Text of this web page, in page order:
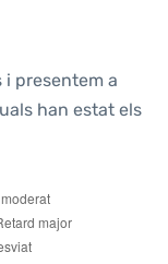
i presentem a
han estat els